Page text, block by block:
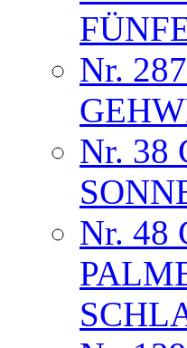
Nr.
Nr. 38
Nr. 48